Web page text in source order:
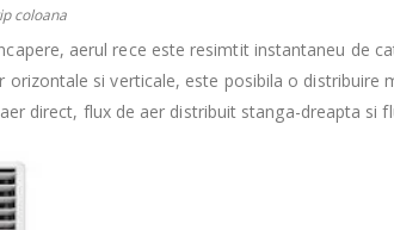
coloana
aerul rece este resimtit instantaneu de
si verticale, este posibila o distribuire
direct, flux de aer distribuit stanga-dreapta si